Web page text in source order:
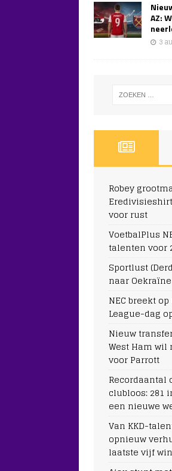
AZ:
3
Robey
voor rust
VoetbalPlus
talenten voor
Sportlust
naar
NEC breekt
League-dag
Nieuw
West Ham
voor Parrott
clubloos: 281
een nieuwe
Van KKD-
opnieuw
laatste vijf